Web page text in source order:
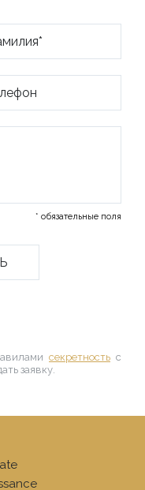
* обязательные поля
секретность с
заявку.